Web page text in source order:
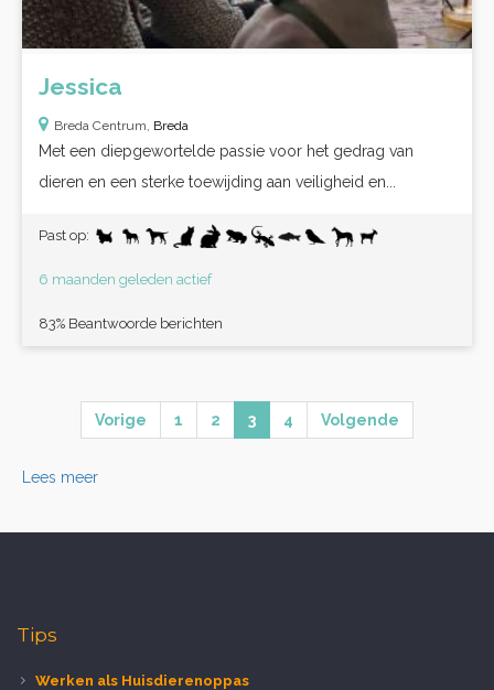
Jessica
Breda Centrum, Breda
Met een diepgewortelde passie voor het gedrag van
dieren en een sterke toewijding aan veiligheid en...
Past op:
6 maanden geleden actief
83% Beantwoorde berichten
Vorige 1 2 3 4 Volgende
Lees meer
Tips
Werken als Huisdierenoppas